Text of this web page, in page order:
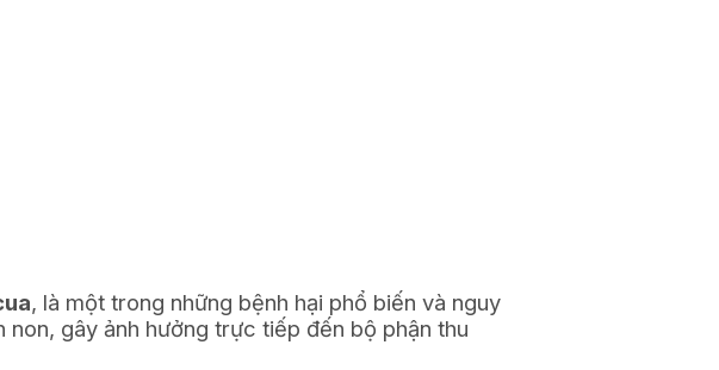
, là một trong những bệnh hại phổ biến và nguy
gây ảnh hưởng trực tiếp đến bộ phận thu